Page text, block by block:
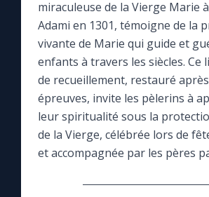
La newsletter
La vidéo de la semaine
Le compte Tiktok
Le magazine
miraculeuse de la Vierge Marie
Adami en 1301, témoigne de la
vivante de Marie qui guide et
enfants à travers les siècles. Ce
de recueillement, restauré
épreuves, invite les pèlerins à
leur spiritualité sous la
de la Vierge, célébrée lors de
et accompagnée par les pères